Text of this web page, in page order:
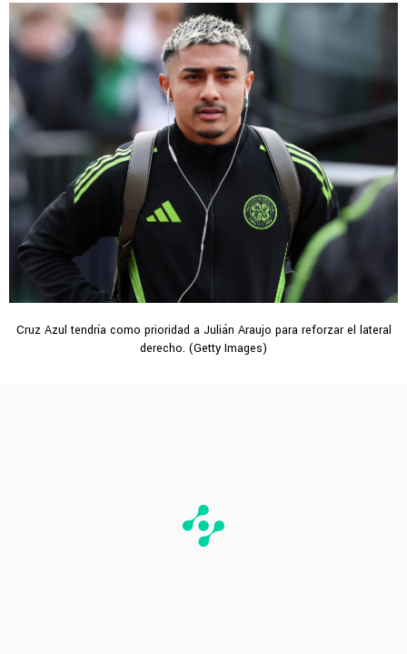
Cruz Azul tendría como prioridad a Julián Araujo para reforzar el lateral
derecho. (Getty Images)